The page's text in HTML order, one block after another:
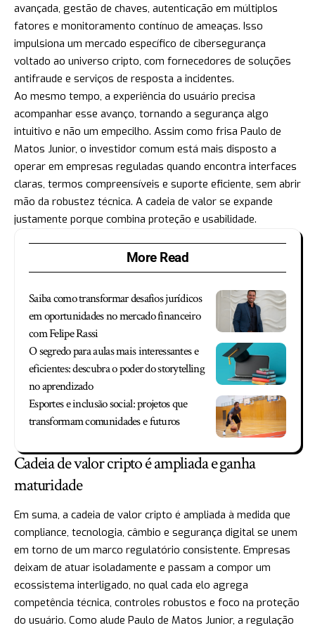
avançada, gestão de chaves, autenticação em múltiplos
fatores e monitoramento contínuo de ameaças. Isso
impulsiona um mercado específico de cibersegurança
voltado ao universo cripto, com fornecedores de soluções
antifraude e serviços de resposta a incidentes.
Ao mesmo tempo, a experiência do usuário precisa
acompanhar esse avanço, tornando a segurança algo
intuitivo e não um empecilho. Assim como frisa Paulo de
Matos Junior, o investidor comum está mais disposto a
operar em empresas reguladas quando encontra interfaces
claras, termos compreensíveis e suporte eficiente, sem abrir
mão da robustez técnica. A cadeia de valor se expande
justamente porque combina proteção e usabilidade.
More Read
Saiba como transformar desafios jurídicos
em oportunidades no mercado financeiro
com Felipe Rassi
O segredo para aulas mais interessantes e
eficientes: descubra o poder do storytelling
no aprendizado
Esportes e inclusão social: projetos que
transformam comunidades e futuros
Cadeia de valor cripto é ampliada e ganha
maturidade
Em suma, a cadeia de valor cripto é ampliada à medida que
compliance, tecnologia, câmbio e segurança digital se unem
em torno de um marco regulatório consistente. Empresas
deixam de atuar isoladamente e passam a compor um
ecossistema interligado, no qual cada elo agrega
competência técnica, controles robustos e foco na proteção
do usuário. Como alude Paulo de Matos Junior, a regulação